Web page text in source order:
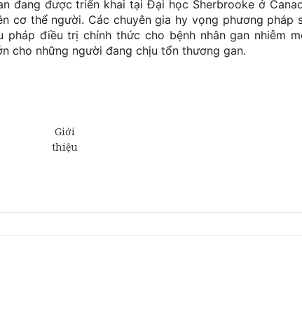
đang được triển khai tại Đại học Sherbrooke ở
cơ thể người. Các chuyên gia hy vọng phương pháp
pháp điều trị chính thức cho bệnh nhân gan nhiễm
cho những người đang chịu tổn thương gan.